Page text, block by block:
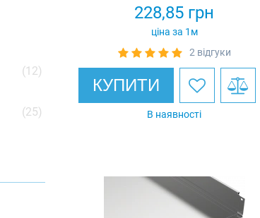
(12)
(25)
228,85 грн
ціна за 1м
2 відгуки
КУПИТИ
В наявності